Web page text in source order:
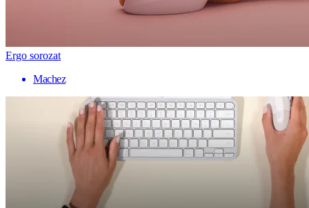
Ergo sorozat
Machez